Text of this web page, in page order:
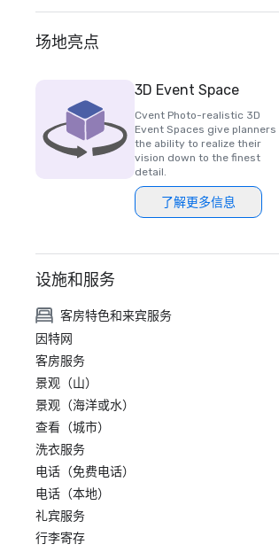
场地亮点
3D Event Space
Cvent Photo-realistic 3D
Event Spaces give planners
the ability to realize their
vision down to the finest
detail.
了解更多信息
设施和服务
客房特色和来宾服务
因特网
客房服务
景观（山）
景观（海洋或水）
查看（城市）
洗衣服务
电话（免费电话）
电话（本地）
礼宾服务
行李寄存